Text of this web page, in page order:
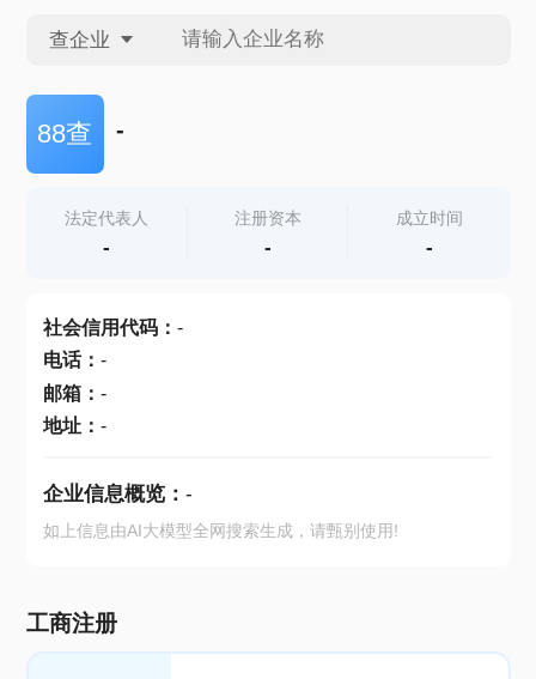
查企业
查企业
查产地
88查 -
法定代表人
-
注册资本
-
成立时间
-
社会信用代码： -
电话： -
邮箱： -
地址： -
企业信息概览： -
如上信息由AI大模型全网搜索生成，请甄别使用!
工商注册